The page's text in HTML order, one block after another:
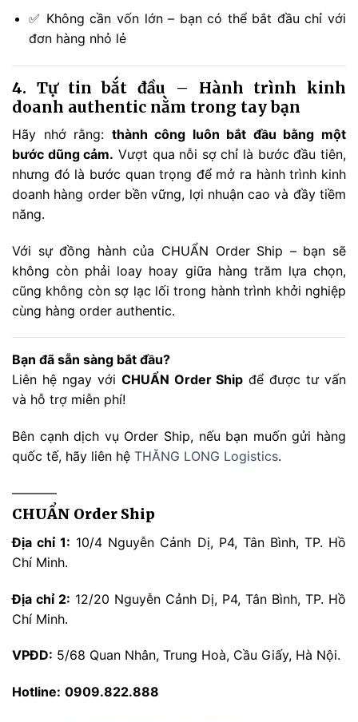
✅ Không cần vốn lớn – bạn có thể bắt đầu chỉ với
đơn hàng nhỏ lẻ
4. Tự tin bắt đầu – Hành trình kinh
doanh authentic nằm trong tay bạn
Hãy nhớ rằng: thành công luôn bắt đầu bằng một
bước dũng cảm. Vượt qua nỗi sợ chỉ là bước đầu tiên,
nhưng đó là bước quan trọng để mở ra hành trình kinh
doanh hàng order bền vững, lợi nhuận cao và đầy tiềm
năng.
Với sự đồng hành của CHUẨN Order Ship – bạn sẽ
không còn phải loay hoay giữa hàng trăm lựa chọn,
cũng không còn sợ lạc lối trong hành trình khởi nghiệp
cùng hàng order authentic.
Bạn đã sẵn sàng bắt đầu?
Liên hệ ngay với CHUẨN Order Ship để được tư vấn
và hỗ trợ miễn phí!
Bên cạnh dịch vụ Order Ship, nếu bạn muốn gửi hàng
quốc tế, hãy liên hệ THĂNG LONG Logistics.
———–
CHUẨN Order Ship
Địa chỉ 1: 10/4 Nguyễn Cảnh Dị, P4, Tân Bình, TP. Hồ
Chí Minh.
Địa chỉ 2: 12/20 Nguyễn Cảnh Dị, P4, Tân Bình, TP. Hồ
Chí Minh.
VPĐD: 5/68 Quan Nhân, Trung Hoà, Cầu Giấy, Hà Nội.
Hotline: 0909.822.888